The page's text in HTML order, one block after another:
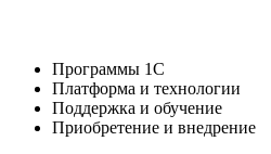
Программы 1С
Платформа и технологии
Поддержка и обучение
Приобретение и внедрение